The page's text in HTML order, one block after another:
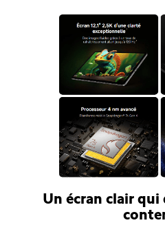
Un écran clair qui